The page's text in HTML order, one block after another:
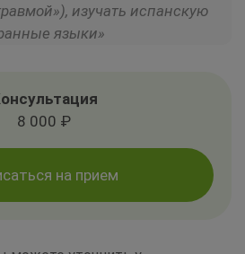
изучать испанскую
языки»
8 000 ₽
на прием